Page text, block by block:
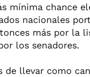
mínima chance
nacionales
más por la
los senadores.
de llevar como